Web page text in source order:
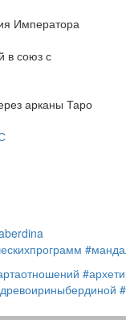
Императора
в союз с
арканы Таро